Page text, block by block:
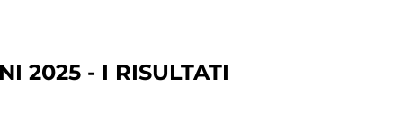
2025 - I RISULTATI